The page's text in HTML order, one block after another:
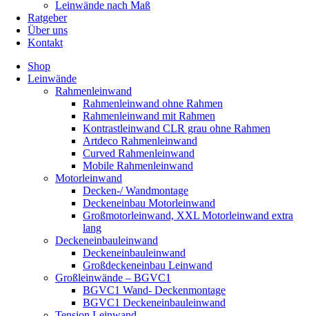
Leinwände nach Maß
Ratgeber
Über uns
Kontakt
Shop
Leinwände
Rahmenleinwand
Rahmenleinwand ohne Rahmen
Rahmenleinwand mit Rahmen
Kontrastleinwand CLR grau ohne Rahmen
Artdeco Rahmenleinwand
Curved Rahmenleinwand
Mobile Rahmenleinwand
Motorleinwand
Decken-/ Wandmontage
Deckeneinbau Motorleinwand
Großmotorleinwand, XXL Motorleinwand extra
lang
Deckeneinbauleinwand
Deckeneinbauleinwand
Großdeckeneinbau Leinwand
Großleinwände – BGVC1
BGVC1 Wand- Deckenmontage
BGVC1 Deckeneinbauleinwand